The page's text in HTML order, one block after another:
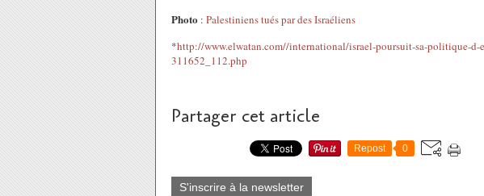
Photo : Palestiniens tués par des Israéliens
*http://www.elwatan.com//international/israel-poursuit-sa-politique-
311652_112.php
Partager cet article
Repost 0
S'inscrire à la newsletter